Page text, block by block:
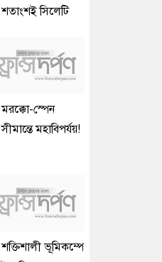
শতাংশই সিলেটি
মরক্কো-স্পেন
সীমান্তে মহাবিপর্যয়!
শক্তিশালী ভূমিকম্পে